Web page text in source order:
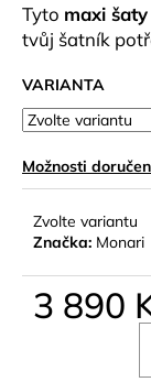
Tyto maxi
tvůj šatník
VARIANTA
Možnosti
Zvolte variantu
Značka: Monari
3 890
o
p
o
r
u
č
u
e
m